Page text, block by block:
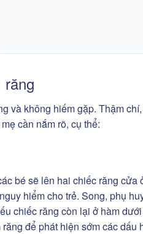
và không hiếm gặp. Thậm
cần nắm rõ, cụ thể:
bé sẽ lên hai chiếc răng cửa
hiểm cho trẻ. Song, phụ
chiếc răng còn lại ở hàm
để phát hiện sớm các